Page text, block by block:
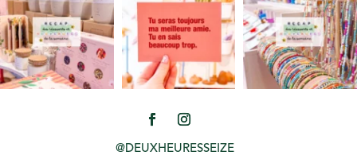
@DEUXHEURESSEIZE